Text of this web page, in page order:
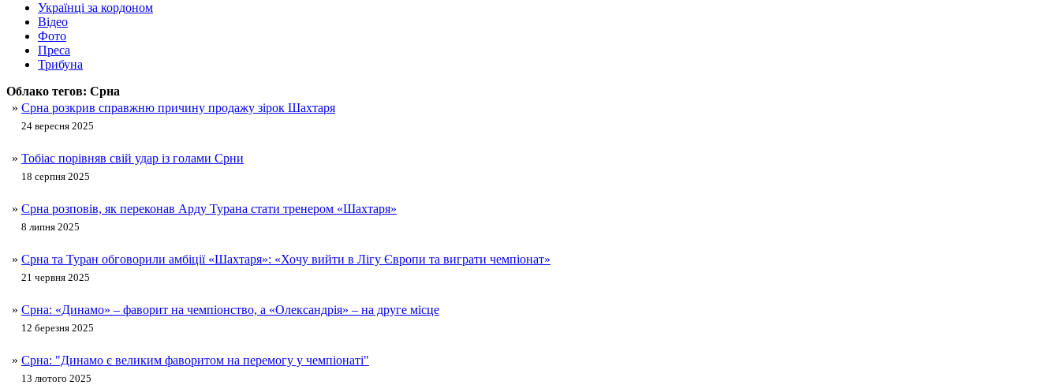
Українці за кордоном
Відео
Фото
Преса
Трибуна
Облако тегов: Срна
» Срна розкрив справжню причину продажу зірок Шахтаря
24 вересня 2025
» Тобіас порівняв свій удар із голами Срни
18 серпня 2025
» Срна розповів, як переконав Арду Турана стати тренером «Шахтаря»
8 липня 2025
» Срна та Туран обговорили амбіції «Шахтаря»: «Хочу вийти в Лігу Європи та виграти чемпіонат»
21 червня 2025
» Срна: «Динамо» – фаворит на чемпіонство, а «Олександрія» – на друге місце
12 березня 2025
» Срна: "Динамо є великим фаворитом на перемогу у чемпіонаті"
13 лютого 2025